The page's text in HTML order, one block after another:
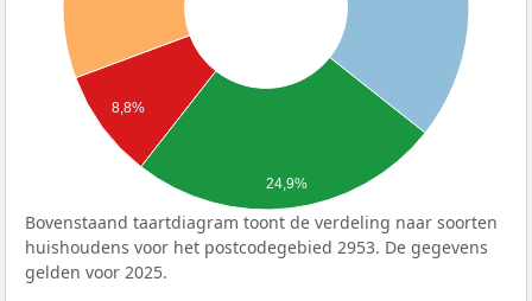
8,8%
24,9%
Bovenstaand taartdiagram toont de verdeling naar soorten
huishoudens voor het postcodegebied 2953. De gegevens
gelden voor 2025.